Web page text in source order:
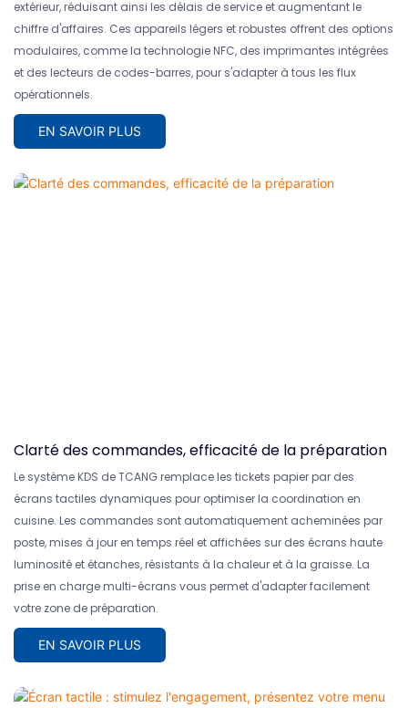
extérieur, réduisant ainsi les délais de service et augmentant le
chiffre d'affaires. Ces appareils légers et robustes offrent des options
modulaires, comme la technologie NFC, des imprimantes intégrées
et des lecteurs de codes-barres, pour s'adapter à tous les flux
opérationnels.
EN SAVOIR PLUS
Clarté des commandes, efficacité de la préparation
Le système KDS de TCANG remplace les tickets papier par des
écrans tactiles dynamiques pour optimiser la coordination en
cuisine. Les commandes sont automatiquement acheminées par
poste, mises à jour en temps réel et affichées sur des écrans haute
luminosité et étanches, résistants à la chaleur et à la graisse. La
prise en charge multi-écrans vous permet d'adapter facilement
votre zone de préparation.
EN SAVOIR PLUS